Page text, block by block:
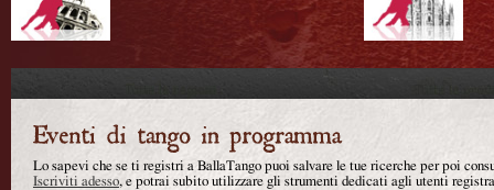
Lo sapevi che se ti registri a BallaTango puoi salvare le tue ricerche per poi
Iscriviti adesso, e potrai subito utilizzare gli strumenti dedicati agli utenti